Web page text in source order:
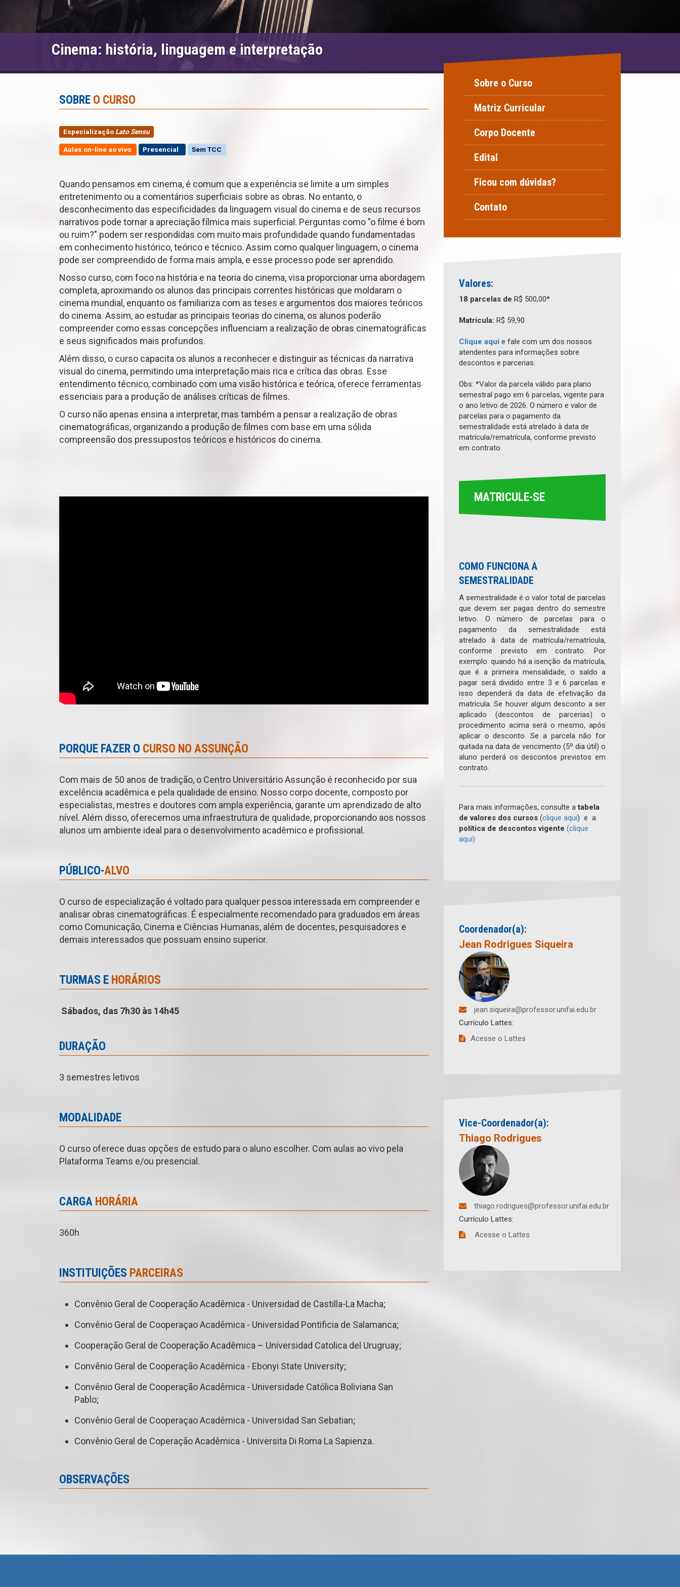
Cinema: história, linguagem e interpretação
SOBRE O CURSO
Especialização Lato Sensu
Aulas on-line ao vivo Presencial Sem TCC
Quando pensamos em cinema, é comum que a experiência se limite a um simples
entretenimento ou a comentários superficiais sobre as obras. No entanto, o
desconhecimento das especificidades da linguagem visual do cinema e de seus recursos
narrativos pode tornar a apreciação fílmica mais superficial. Perguntas como "o filme é bom
ou ruim?" podem ser respondidas com muito mais profundidade quando fundamentadas
em conhecimento histórico, teórico e técnico. Assim como qualquer linguagem, o cinema
pode ser compreendido de forma mais ampla, e esse processo pode ser aprendido.
Nosso curso, com foco na história e na teoria do cinema, visa proporcionar uma abordagem
completa, aproximando os alunos das principais correntes históricas que moldaram o
cinema mundial, enquanto os familiariza com as teses e argumentos dos maiores teóricos
do cinema. Assim, ao estudar as principais teorias do cinema, os alunos poderão
compreender como essas concepções influenciam a realização de obras cinematográficas
e seus significados mais profundos.
Além disso, o curso capacita os alunos a reconhecer e distinguir as técnicas da narrativa
visual do cinema, permitindo uma interpretação mais rica e crítica das obras. Esse
entendimento técnico, combinado com uma visão histórica e teórica, oferece ferramentas
essenciais para a produção de análises críticas de filmes.
O curso não apenas ensina a interpretar, mas também a pensar a realização de obras
cinematográficas, organizando a produção de filmes com base em uma sólida
compreensão dos pressupostos teóricos e históricos do cinema.
PORQUE FAZER O CURSO NO ASSUNÇÃO
Com mais de 50 anos de tradição, o Centro Universitário Assunção é reconhecido por sua
excelência acadêmica e pela qualidade de ensino. Nosso corpo docente, composto por
especialistas, mestres e doutores com ampla experiência, garante um aprendizado de alto
nível. Além disso, oferecemos uma infraestrutura de qualidade, proporcionando aos nossos
alunos um ambiente ideal para o desenvolvimento acadêmico e profissional.
PÚBLICO-ALVO
O curso de especialização é voltado para qualquer pessoa interessada em compreender e
analisar obras cinematográficas. É especialmente recomendado para graduados em áreas
como Comunicação, Cinema e Ciências Humanas, além de docentes, pesquisadores e
demais interessados que possuam ensino superior.
TURMAS E HORÁRIOS
Sábados, das 7h30 às 14h45
DURAÇÃO
3 semestres letivos
MODALIDADE
O curso oferece duas opções de estudo para o aluno escolher. Com aulas ao vivo pela
Plataforma Teams e/ou presencial.
CARGA HORÁRIA
360h
INSTITUIÇÕES PARCEIRAS
Convênio Geral de Cooperação Acadêmica - Universidad de Castilla-La Macha;
Convênio Geral de Cooperaçao Acadêmica - Universidad Pontificia de Salamanca;
Cooperação Geral de Cooperação Acadêmica – Universidad Catolica del Urugruay;
Convênio Geral de Cooperação Acadêmica - Ebonyi State University;
Convênio Geral de Cooperação Acadêmica - Universidade Católica Boliviana San
Pablo;
Convênio Geral de Cooperaçao Acadêmica - Universidad San Sebatian;
Convênio Geral de Coperação Acadêmica - Universita Di Roma La Sapienza.
OBSERVAÇÕES
Sobre o Curso
Matriz Curricular
Corpo Docente
Edital
Ficou com dúvidas?
Contato
Valores:
18 parcelas de R$ 500,00*
Matrícula: R$ 59,90
Clique aqui e fale com um dos nossos
atendentes para informações sobre
descontos e parcerias.
Obs: *Valor da parcela válido para plano
semestral pago em 6 parcelas, vigente para
o ano letivo de 2026. O número e valor de
parcelas para o pagamento da
semestralidade está atrelado à data de
matrícula/rematrícula, conforme previsto
em contrato.
MATRICULE-SE
COMO FUNCIONA A
SEMESTRALIDADE
A semestralidade é o valor total de parcelas
que devem ser pagas dentro do semestre
letivo. O número de parcelas para o
pagamento da semestralidade está
atrelado à data de matrícula/rematrícula,
conforme previsto em contrato. Por
exemplo: quando há a isenção da matrícula,
que é a primeira mensalidade, o saldo a
pagar será dividido entre 3 e 6 parcelas e
isso dependerá da data de efetivação da
matrícula. Se houver algum desconto a ser
aplicado (descontos de parcerias) o
procedimento acima será o mesmo, após
aplicar o desconto. Se a parcela não for
quitada na data de vencimento (5º dia útil) o
aluno perderá os descontos previstos em
contrato.
Para mais informações, consulte atabela
de valores dos cursos (clique aqui) e a
política de descontos vigente (clique
aqui)
Coordenador(a):
Jean Rodrigues Siqueira
jean.siqueira@professor.unifai.edu.br
Currículo Lattes:
Acesse o Lattes
Vice-Coordenador(a):
Thiago Rodrigues
thiago.rodrigues@professor.unifai.edu.br
Currículo Lattes:
Acesse o Lattes